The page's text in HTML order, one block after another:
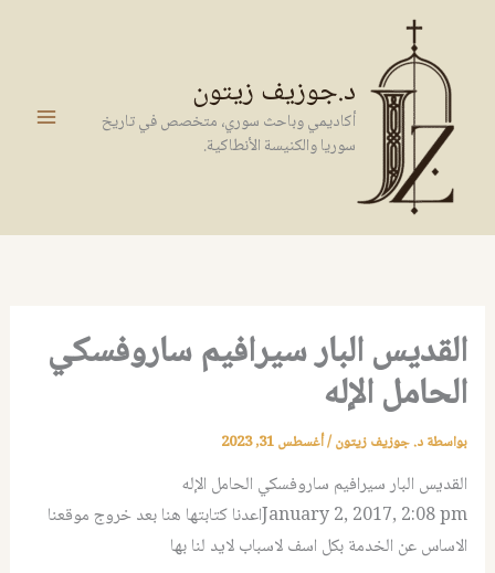
المحتوى
د.جوزيف زيتون
أكاديمي وباحث سوري، متخصص في تاريخ
سوريا والكنيسة الأنطاكية.
القديس البار سيرافيم ساروفسكي
الحامل الإله
بواسطةد. جوزيف زيتون/أغسطس 31, 2023
القديس البار سيرافيم ساروفسكي الحامل الإله
January 2, 2017, 2:08 pmاعدنا كتابتها هنا بعد خروج موقعنا
الاساس عن الخدمة بكل اسف لاسباب لايد لنا بها